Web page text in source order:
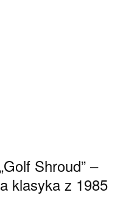
Shroud” –
klasyka z 1985